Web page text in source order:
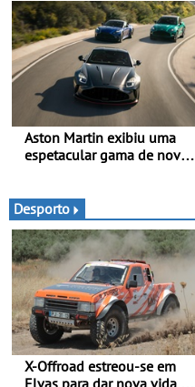
mundial
Aston Martin exibiu uma
espetacular gama de novos
Desporto
X-Offroad estreou-se em